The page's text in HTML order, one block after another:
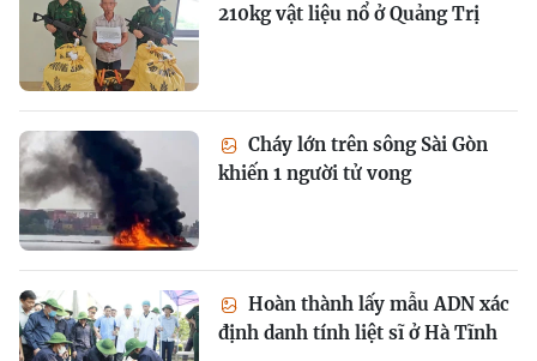
210kg vật liệu nổ ở Quảng Trị
Cháy lớn trên sông Sài Gòn
khiến 1 người tử vong
Hoàn thành lấy mẫu ADN xác
định danh tính liệt sĩ ở Hà Tĩnh